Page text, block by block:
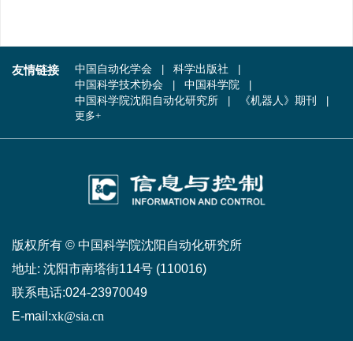
友情链接 中国自动化学会
科学出版社
中国科学技术协会
中国科学院
中国科学院沈阳自动化研究所
《机器人》期刊
更多+
版权所有 © 中国科学院沈阳自动化研究所
地址: 沈阳市南塔街114号 (110016)
联系电话:024-23970049
E-mail:xk@sia.cn